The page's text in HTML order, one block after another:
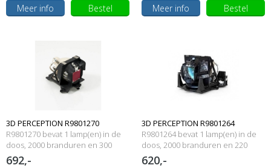
Meer info
Bestel
Meer info
Bestel
3D PERCEPTION R9801270
Originele lampmodule
R9801270 bevat 1 lamp(en) in de
doos, 2000 branduren en 300
Watt
692,-
3D PERCEPTION R9801264
Originele lampmodule
R9801264 bevat 1 lamp(en) in de
doos, 2000 branduren en 220
Watt
620,-